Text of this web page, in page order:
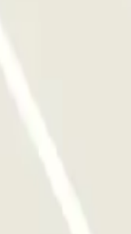
matrícula no
de entrada
ten en cuenta que se
casos, al finalizar